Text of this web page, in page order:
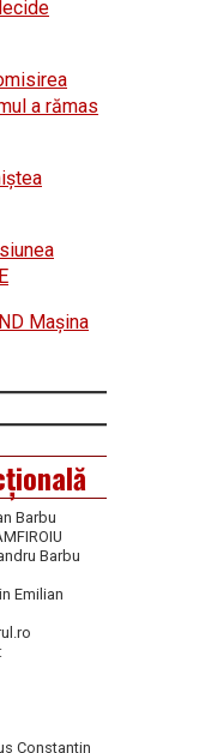
a rămas
Maşina
Barbu
Barbu
Emilian
Constantin